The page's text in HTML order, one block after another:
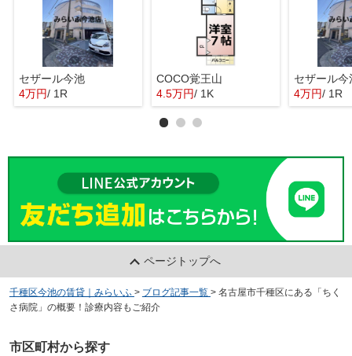
セザール今池
4万円/ 1R
COCO覚王山
4.5万円/ 1K
セザール今
4万円/ 1R
ページトップへ
千種区今池の賃貸｜みらいふ > ブログ記事一覧 > 名古屋市千種区にある「ちく
さ病院」の概要！診療内容もご紹介
市区町村から探す